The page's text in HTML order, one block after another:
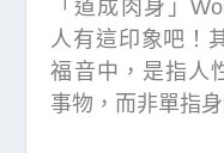
「道成肉身」
人有這印象吧！
福音中，是指人
事物，而非單指